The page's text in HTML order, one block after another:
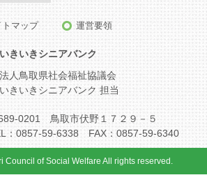
トマップ 運営要領
きいきシニアバンク
人鳥取県社会福祉協議会
きいきシニアバンク 担当
0201 鳥取市伏野１７２９－５
：0857-59-6338 FAX：0857-59-6340
Council of Social Welfare All rights reserved.